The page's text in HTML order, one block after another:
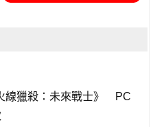
線獵殺：未來戰士》 PC